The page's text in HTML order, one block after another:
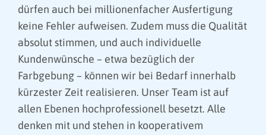
dürfen auch bei millionenfacher Ausfertigung
keine Fehler aufweisen. Zudem muss die Qualität
absolut stimmen, und auch individuelle
Kundenwünsche – etwa bezüglich der
Farbgebung – können wir bei Bedarf innerhalb
kürzester Zeit realisieren. Unser Team ist auf
allen Ebenen hochprofessionell besetzt. Alle
denken mit und stehen in kooperativem